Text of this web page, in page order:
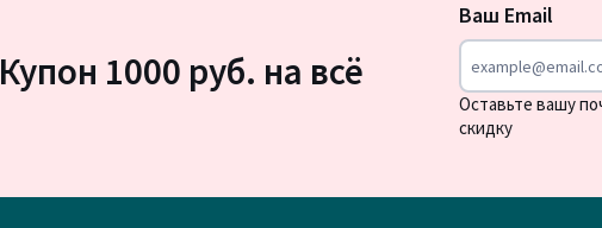
новости
Купон 1000 руб. на всё
Ваш Email
Оставьте вашу
скидку